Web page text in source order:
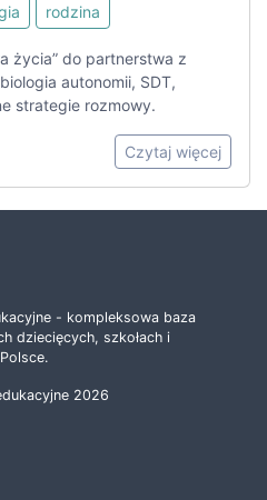
rodzina
życia” do partnerstwa z
autonomii, SDT,
strategie rozmowy.
Czytaj więcej
- kompleksowa baza
dziecięcych, szkołach i
2026